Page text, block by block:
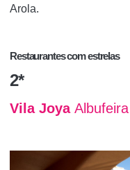
Arola.
Restaurantes com estrelas
2*
Vila JoyaAlbufeira